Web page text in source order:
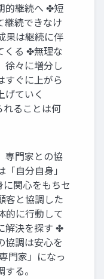
的継続へ ✤短
継続できなけ
果は継続に伴
くる ✤無理な
徐々に増分し
すぐに上がら
げていく
ることは何
専門家との協
自分自身」
関心をもちセ
客と協調した
的に行動して
解決を探す ✤
協調は安心を
門家」になっ
る。